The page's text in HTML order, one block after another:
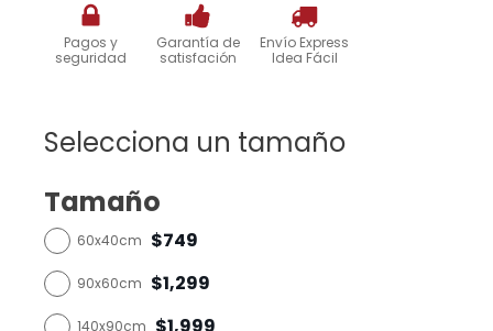
Pagos y
seguridad
Garantía de
satisfación
Envío Express
Idea Fácil
Selecciona un tamaño
Tamaño
60x40cm $749
90x60cm $1,299
140x90cm